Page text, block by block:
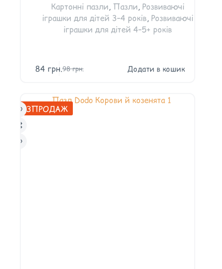
Картонні пазли, Пазли, Розвиваючі
іграшки для дітей 3–4 років, Розвиваючі
іграшки для дітей 4–5+ років
98грн.
84 грн. Додати в кошик
РОЗПРОДАЖ